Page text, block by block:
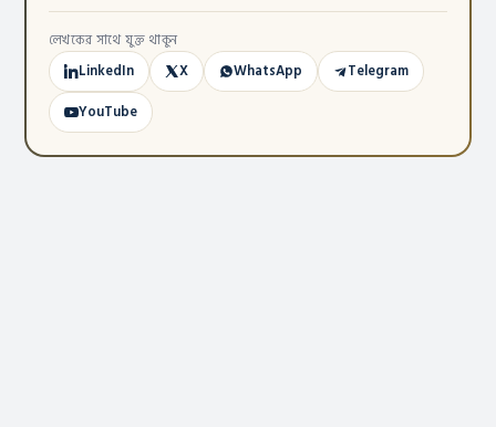
লেখকের সাথে যুক্ত থাকুন
LinkedIn X WhatsApp
Telegram
YouTube